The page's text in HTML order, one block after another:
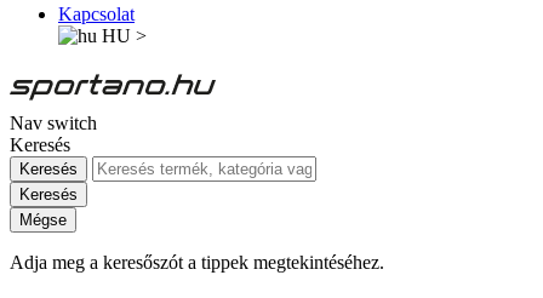
Kapcsolat
HU >
Nav switch
Keresés
Keresés
Keresés
Mégse
Adja meg a keresőszót a tippek megtekintéséhez.